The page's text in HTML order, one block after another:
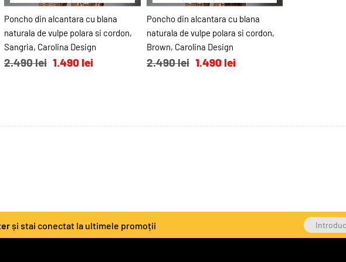
ADAUGĂ ÎN COŞ
Poncho din alcantara cu blana
naturala de vulpe polara si cordon,
Sangria, Carolina Design
2.490 lei 1.490 lei
ADAUGĂ ÎN COŞ
Poncho din alcantara cu blana
naturala de vulpe polara si cordon,
Brown, Carolina Design
2.490 lei 1.490 lei
și stai conectat la ultimele promoții